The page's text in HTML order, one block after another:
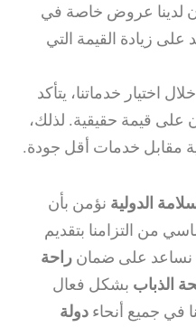
لدينا عروض خاصة في
زيادة القيمة التي
اختيار خدماتنا، يتأكد
على قيمة حقيقية. لذلك،
مقابل خدمات أقل جودة.
الدولية نؤمن بأن
من التزامنا بتقديم
نساعد على ضمان راحة
الذباب بشكل فعال
في جميع أنحاء دولة